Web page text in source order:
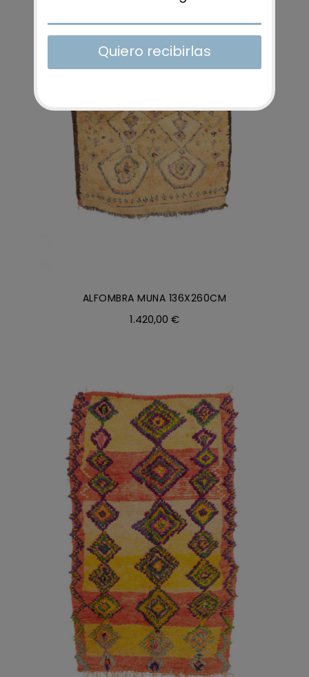
AÑADIR AL CARRITO / DETALLES
ALFOMBRA MUNA 136X260CM
1.420,00 €
AÑADIR AL CARRITO / DETALLES